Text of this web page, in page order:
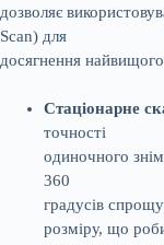
дозволяє
Scan) для
досягнення найвищого
Стаціонарне
точності
одиночного
360
градусів
розміру, що